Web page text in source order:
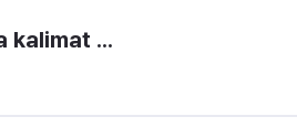
kalimat ...